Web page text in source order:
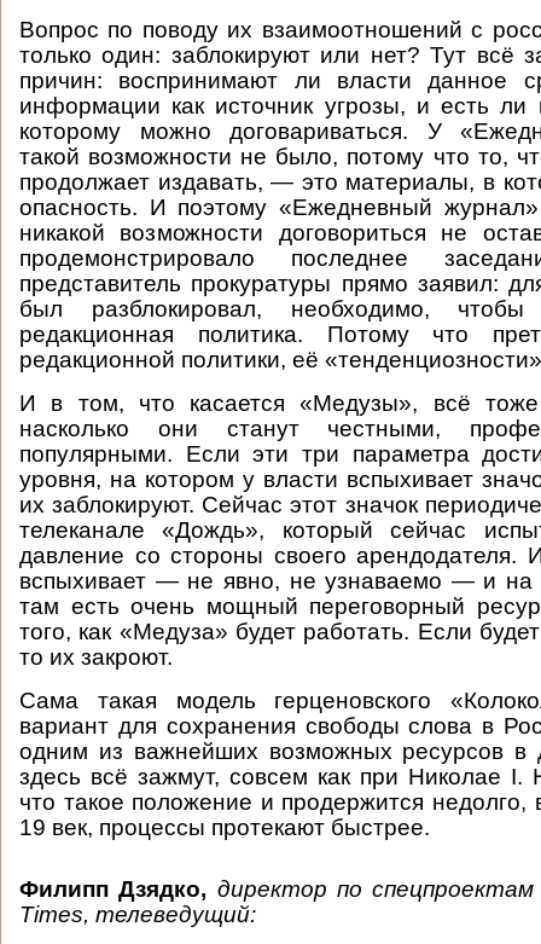
Вопрос по поводу их взаимоотношений с
только один: заблокируют или нет? Тут всё
причин: воспринимают ли власти данное
информации как источник угрозы, и есть ли
которому можно договариваться. У
такой возможности не было, потому что то,
продолжает издавать, — это материалы, в
опасность. И поэтому «Ежедневный
никакой возможности договориться не
продемонстрировало последнее
представитель прокуратуры прямо заявил:
был разблокировал, необходимо,
редакционная политика. Потому что
редакционной политики, её
И в том, что касается «Медузы», всё тоже
насколько они станут честными,
популярными. Если эти три параметра
уровня, на котором у власти вспыхивает
их заблокируют. Сейчас этот значок
телеканале «Дождь», который сейчас
давление со стороны своего арендодателя.
вспыхивает — не явно, не узнаваемо — и
там есть очень мощный переговорный
того, как «Медуза» будет работать. Если
то их закроют.
Сама такая модель герценовского
вариант для сохранения свободы слова в
одним из важнейших возможных ресурсов в
здесь всё зажмут, совсем как при Николае I.
что такое положение и продержится недолго,
19 век, процессы протекают быстрее.
Филипп Дзядко, директор по
Times, телеведущий: